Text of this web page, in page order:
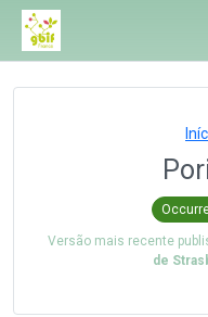
Versão mais recente
de